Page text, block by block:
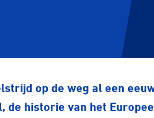
op de weg al een
de historie van het